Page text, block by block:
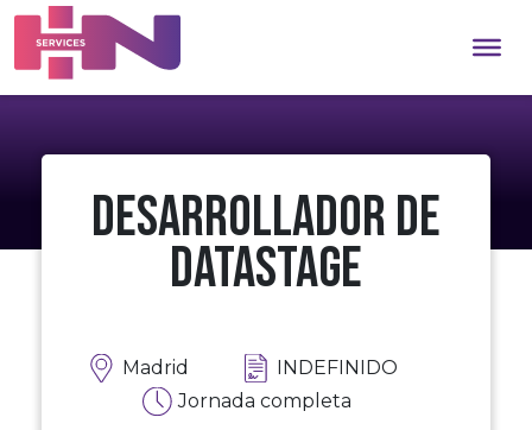
Desarrollador de
Datastage
Madrid
INDEFINIDO
Jornada completa